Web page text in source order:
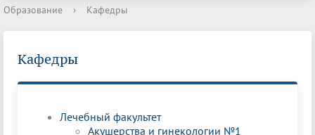
Образование › Кафедры
Кафедры
Лечебный факультет
Акушерства и гинекологии №1